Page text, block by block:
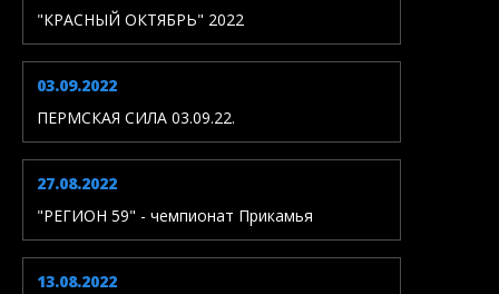
"КРАСНЫЙ ОКТЯБРЬ" 2022
03.09.2022
ПЕРМСКАЯ СИЛА 03.09.22.
27.08.2022
"РЕГИОН 59" - чемпионат Прикамья
13.08.2022